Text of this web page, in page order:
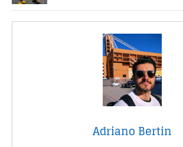
Adriano Bertin